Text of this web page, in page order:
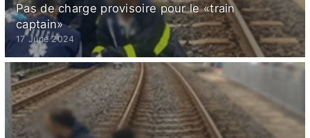
Pas de charge provisoire pour le «train
captain»
17 June 2024